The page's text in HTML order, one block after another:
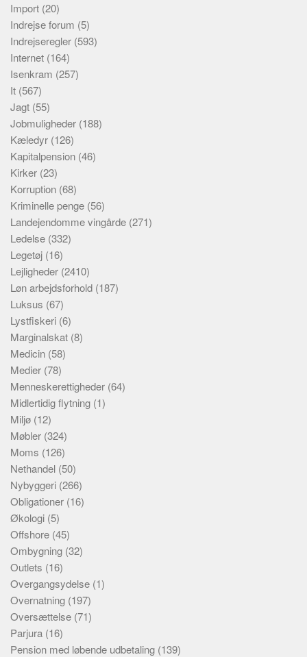
Import (20)
Indrejse forum (5)
Indrejseregler (593)
Internet (164)
Isenkram (257)
It (567)
Jagt (55)
Jobmuligheder (188)
Kæledyr (126)
Kapitalpension (46)
Kirker (23)
Korruption (68)
Kriminelle penge (56)
Landejendomme vingårde (271)
Ledelse (332)
Legetøj (16)
Lejligheder (2410)
Løn arbejdsforhold (187)
Luksus (67)
Lystfiskeri (6)
Marginalskat (8)
Medicin (58)
Medier (78)
Menneskerettigheder (64)
Midlertidig flytning (1)
Miljø (12)
Møbler (324)
Moms (126)
Nethandel (50)
Nybyggeri (266)
Obligationer (16)
Økologi (5)
Offshore (45)
Ombygning (32)
Outlets (16)
Overgangsydelse (1)
Overnatning (197)
Oversættelse (71)
Parjura (16)
Pension med løbende udbetaling (139)